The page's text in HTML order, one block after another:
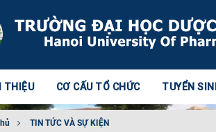
THIỆU CƠ CẤU TỔ CHỨC TUYỂN
TIN TỨC VÀ SỰ KIỆN